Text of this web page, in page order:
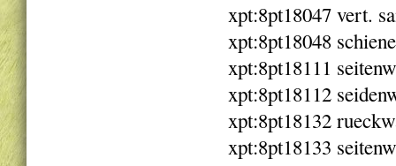
xpt:8pt18047 vert.
xpt:8pt18048
xpt:8pt18111
xpt:8pt18112
xpt:8pt18132
xpt:8pt18133